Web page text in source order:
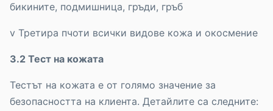
бикините, подмишница, гръди, гръб
v Третира пчоти всички видове кожа и окосмение
3.2 Тест на кожата
Тестът на кожата е от голямо значение за
безопасността на клиента. Детайлите са следните: